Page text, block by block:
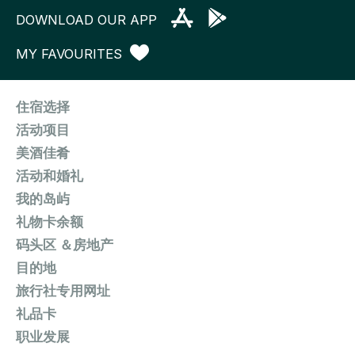
DOWNLOAD OUR APP
MY FAVOURITES
住宿选择
活动项目
美酒佳肴
活动和婚礼
我的岛屿
礼物卡余额
码头区 ＆房地产
目的地
旅行社专用网址
礼品卡
职业发展